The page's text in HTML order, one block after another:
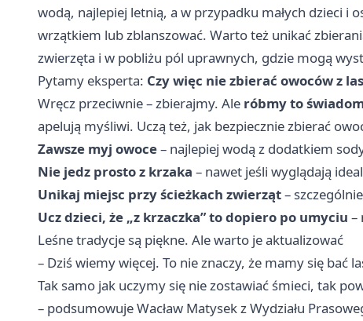
wodą, najlepiej letnią, a w przypadku małych dzieci i
wrzątkiem lub zblanszować. Warto też unikać
zwierzęta i w pobliżu pól uprawnych, gdzie mogą
Pytamy eksperta: Czy więc nie zbierać owoców z
Wręcz przeciwnie – zbierajmy. Ale róbmy to
apelują myśliwi. Uczą też, jak bezpiecznie zbierać
Zawsze myj owoce– najlepiej wodą z dodatkiem
Nie jedz prosto z krzaka – nawet jeśli wyglądają
Unikaj miejsc przy ścieżkach zwierząt–
Ucz dzieci, że „z krzaczka” to dopiero po umyciu –
Leśne tradycje są piękne. Ale warto je aktualizować
– Dziś wiemy więcej. To nie znaczy, że mamy się bać
Tak samo jak uczymy się nie zostawiać śmieci, tak
– podsumowuje Wacław Matysek z Wydziału